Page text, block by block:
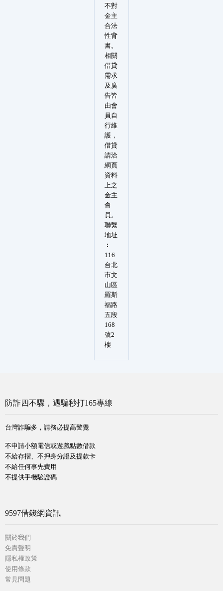
不對
金主
合法
性背
書。
相關
借貸
需求
及廣
告皆
由會
員自
行維
護，
借貸
請洽
網頁
資料
上之
金主
會
員。
聯繫
地址
︰
116
台北
市文
山區
羅斯
福路
五段
168
號2
樓
防詐四不驟，遇騙秒打165專線
台灣詐騙多，請務必提高警覺
不申請小額電信或遊戲點數借款
不給存摺、不押身分證及提款卡
不給任何事先費用
不提供手機驗證碼
9597借錢網資訊
關於我們
免責聲明
隱私權政策
使用條款
常見問題